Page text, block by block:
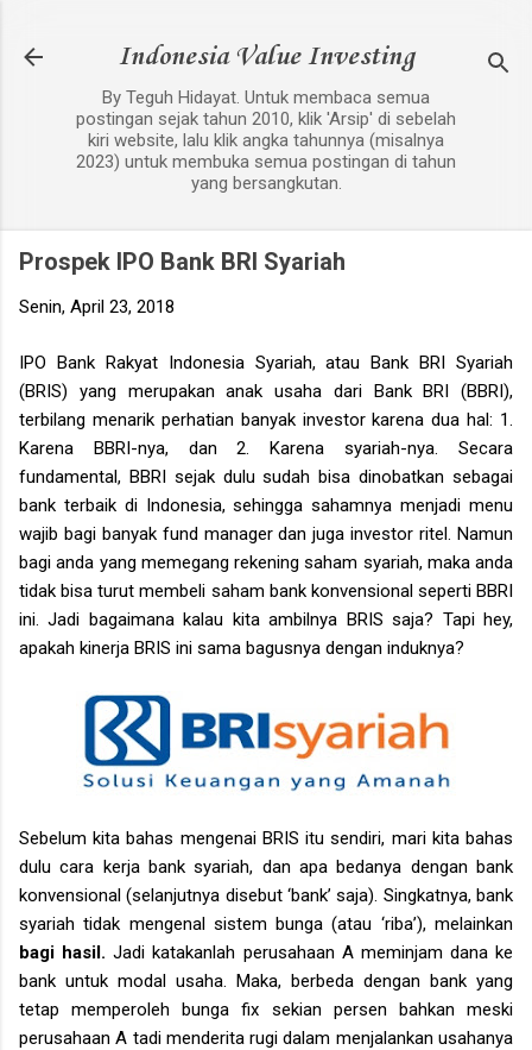
Indonesia Value Investing
By Teguh Hidayat. Untuk membaca semua
postingan sejak tahun 2010, klik 'Arsip' di sebelah
kiri website, lalu klik angka tahunnya (misalnya
2023) untuk membuka semua postingan di tahun
yang bersangkutan.
Prospek IPO Bank BRI Syariah
Senin, April 23, 2018
IPO Bank Rakyat Indonesia Syariah, atau Bank BRI Syariah
(BRIS) yang merupakan anak usaha dari Bank BRI (BBRI),
terbilang menarik perhatian banyak investor karena dua hal: 1.
Karena BBRI-nya, dan 2. Karena syariah-nya. Secara
fundamental, BBRI sejak dulu sudah bisa dinobatkan sebagai
bank terbaik di Indonesia, sehingga sahamnya menjadi menu
wajib bagi banyak fund manager dan juga investor ritel. Namun
bagi anda yang memegang rekening saham syariah, maka anda
tidak bisa turut membeli saham bank konvensional seperti BBRI
ini. Jadi bagaimana kalau kita ambilnya BRIS saja? Tapi hey,
apakah kinerja BRIS ini sama bagusnya dengan induknya?
Sebelum kita bahas mengenai BRIS itu sendiri, mari kita bahas
dulu cara kerja bank syariah, dan apa bedanya dengan bank
konvensional (selanjutnya disebut ‘bank’ saja). Singkatnya, bank
syariah tidak mengenal sistem bunga (atau ‘riba’), melainkan
bagi hasil.Jadi katakanlah perusahaan A meminjam dana ke
bank untuk modal usaha. Maka, berbeda dengan bank yang
tetap memperoleh bunga fix sekian persen bahkan meski
perusahaan A tadi menderita rugi dalam menjalankan usahanya